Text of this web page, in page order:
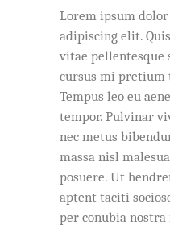
Lorem ipsum
adipiscing elit.
vitae pellentesque
cursus mi pretium
Tempus leo eu
tempor. Pulvinar
nec metus
massa nisl
posuere. Ut
aptent taciti
per conubia nostra